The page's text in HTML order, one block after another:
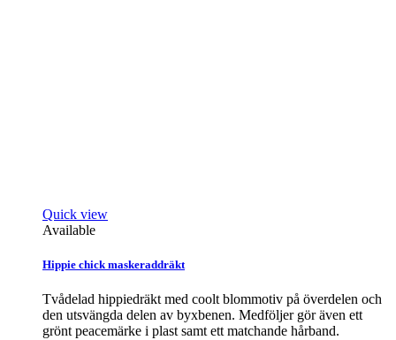
Quick view
Available
Hippie chick maskeraddräkt
Tvådelad hippiedräkt med coolt blommotiv på överdelen och
den utsvängda delen av byxbenen. Medföljer gör även ett
grönt peacemärke i plast samt ett matchande hårband.